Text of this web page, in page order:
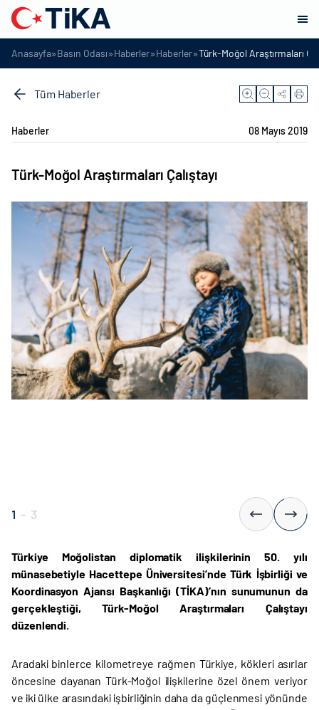
Anasayfa»Basın Odası»Haberler»Haberler»Türk-Moğol Araştırmaları
Tüm Haberler
Haberler 08 Mayıs 2019
Türk-Moğol Araştırmaları Çalıştayı
1 - 3
Türkiye Moğolistan diplomatik ilişkilerinin 50. yılı
münasebetiyle Hacettepe Üniversitesi’nde Türk İşbirliği ve
Koordinasyon Ajansı Başkanlığı (TİKA)’nın sunumunun da
gerçekleştiği, Türk-Moğol Araştırmaları Çalıştayı
düzenlendi.
Aradaki binlerce kilometreye rağmen Türkiye, kökleri asırlar
öncesine dayanan Türk-Moğol ilişkilerine özel önem veriyor
ve iki ülke arasındaki işbirliğinin daha da güçlenmesi yönünde